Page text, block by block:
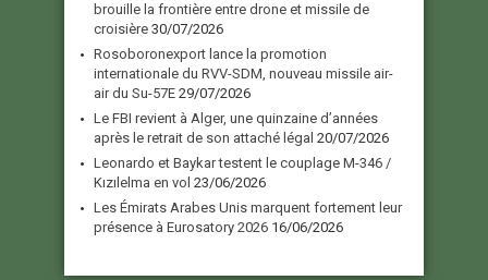
brouille la frontière entre drone et missile de
croisière 30/07/2026
Rosoboronexport lance la promotion
internationale du RVV-SDM, nouveau missile air-
air du Su-57E 29/07/2026
Le FBI revient à Alger, une quinzaine d’années
après le retrait de son attaché légal 20/07/2026
Leonardo et Baykar testent le couplage M-346 /
Kızılelma en vol 23/06/2026
Les Émirats Arabes Unis marquent fortement leur
présence à Eurosatory 2026 16/06/2026